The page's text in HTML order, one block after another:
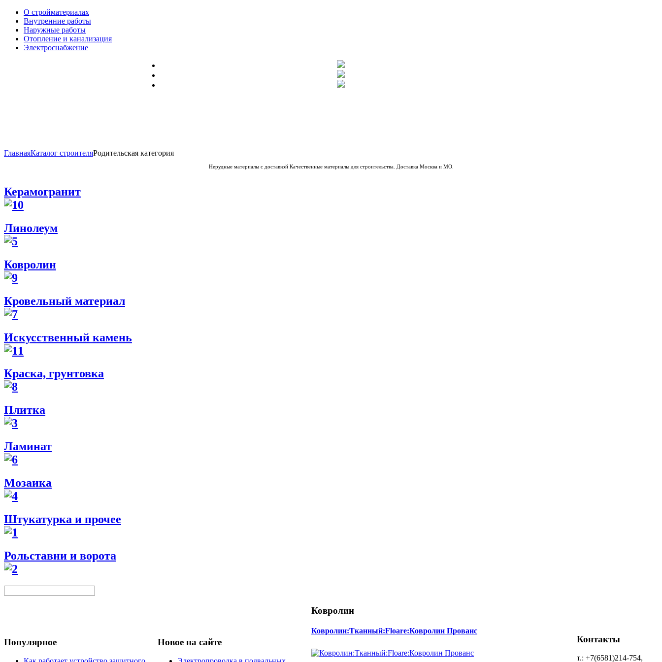
О стройматериалах
Внутренние работы
Наружные работы
Отопление и канализация
Электроснабжение
ГлавнаяКаталог строителяРодительская категория
Нерудные материалы с доставкойКачественные материалы для строительства. Доставка Москва и МО.
Керамогранит
Линолеум
Ковролин
Кровельный материал
Искусственный камень
Краска, грунтовка
Плитка
Ламинат
Мозаика
Штукатурка и прочее
Рольставни и ворота
Популярное Новое на сайте
Ковролин
Ковролин:Тканный:Floare:Ковролин Прованс
Контакты
т.: +7(6581)214-754,